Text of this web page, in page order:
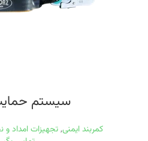
سیستم
کمربند ایمنی, تجهیزات امداد و